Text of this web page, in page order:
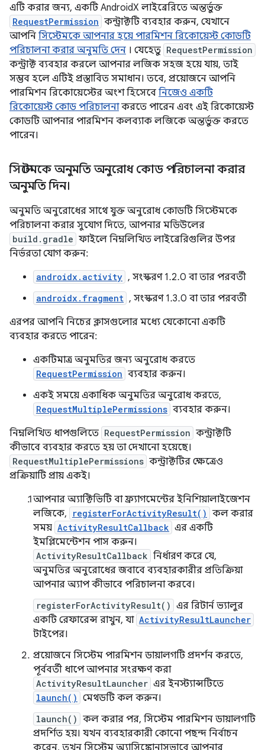
এটি করার জন্য, একটি AndroidX লাইব্রেরিতে অন্তর্ভুক্ত
RequestPermission কন্ট্রাক্টটি ব্যবহার করুন, যেখানে
আপনি সিস্টেমকে আপনার হয়ে পারমিশন রিকোয়েস্ট কোডটি
পরিচালনা করার অনুমতি দেন । যেহেতু RequestPermission
কন্ট্রাক্ট ব্যবহার করলে আপনার লজিক সহজ হয়ে যায়, তাই
সম্ভব হলে এটিই প্রস্তাবিত সমাধান। তবে, প্রয়োজনে আপনি
পারমিশন রিকোয়েস্টের অংশ হিসেবে নিজেও একটি
রিকোয়েস্ট কোড পরিচালনাকরতে পারেন এবং এই রিকোয়েস্ট
কোডটি আপনার পারমিশন কলব্যাক লজিকে অন্তর্ভুক্ত করতে
পারেন।
সিস্টেমকে অনুমতি অনুরোধ কোড পরিচালনা করার
অনুমতি দিন।
অনুমতি অনুরোধের সাথে যুক্ত অনুরোধ কোডটি সিস্টেমকে
পরিচালনা করার সুযোগ দিতে, আপনার মডিউলের
build.gradle ফাইলে নিম্নলিখিত লাইব্রেরিগুলির উপর
নির্ভরতা যোগ করুন:
androidx.activity , সংস্করণ 1.2.0 বা তার পরবর্তী
androidx.fragment , সংস্করণ 1.3.0 বা তার পরবর্তী
এরপর আপনি নিচের ক্লাসগুলোর মধ্যে যেকোনো একটি
ব্যবহার করতে পারেন:
একটিমাত্র অনুমতির জন্য অনুরোধ করতে
RequestPermission ব্যবহার করুন।
একই সময়ে একাধিক অনুমতির অনুরোধ করতে,
RequestMultiplePermissions ব্যবহার করুন।
নিম্নলিখিত ধাপগুলিতে RequestPermission কন্ট্রাক্টটি
কীভাবে ব্যবহার করতে হয় তা দেখানো হয়েছে।
RequestMultiplePermissions কন্ট্রাক্টটির ক্ষেত্রেও
প্রক্রিয়াটি প্রায় একই।
আপনার অ্যাক্টিভিটি বা ফ্র্যাগমেন্টের ইনিশিয়ালাইজেশন
লজিকে,
registerForActivityResult() কল করার
সময় ActivityResultCallback এর একটি
ইমপ্লিমেন্টেশন পাস করুন।
ActivityResultCallback নির্ধারণ করে যে,
অনুমতির অনুরোধের জবাবে ব্যবহারকারীর প্রতিক্রিয়া
আপনার অ্যাপ কীভাবে পরিচালনা করবে।
registerForActivityResult() এর রিটার্ন ভ্যালুর
একটি রেফারেন্স রাখুন, যা ActivityResultLauncher
টাইপের।
প্রয়োজনে সিস্টেম পারমিশন ডায়ালগটি প্রদর্শন করতে,
পূর্ববর্তী ধাপে আপনার সংরক্ষণ করা
ActivityResultLauncher এর ইনস্ট্যান্সটিতে
launch() মেথডটি কল করুন।
launch() কল করার পর, সিস্টেম পারমিশন ডায়ালগটি
প্রদর্শিত হয়। যখন ব্যবহারকারী কোনো পছন্দ নির্বাচন